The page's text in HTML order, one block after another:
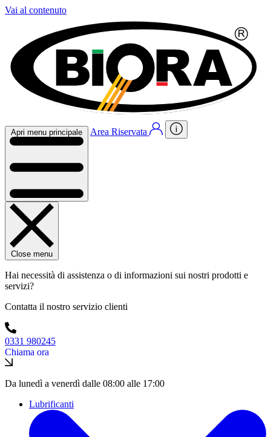
Vai al contenuto
Apri menu principale Area Riservata
Close menu
Hai necessità di assistenza o di informazioni sui nostri prodotti e
servizi?
Contatta il nostro servizio clienti
0331 980245
Chiama ora
Da lunedì a venerdì dalle 08:00 alle 17:00
Lubrificanti